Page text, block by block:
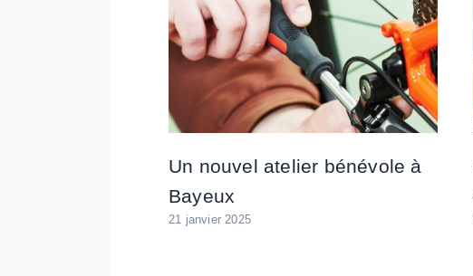
Un nouvel atelier bénévole à
Bayeux
21 janvier 2025